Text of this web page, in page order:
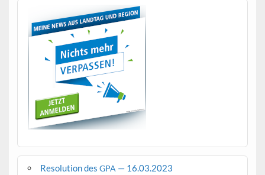
Resolution des GPA — 16.03.2023